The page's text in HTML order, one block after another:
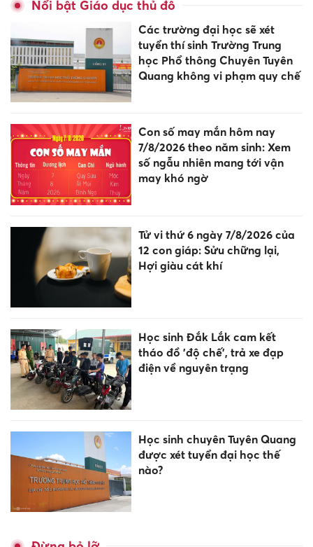
Nổi bật Giáo dục thủ đô
Các trường đại học sẽ xét
tuyển thí sinh Trường Trung
học Phổ thông Chuyên Tuyên
Quang không vi phạm quy chế
Con số may mắn hôm nay
7/8/2026 theo năm sinh: Xem
số ngẫu nhiên mang tới vận
may khó ngờ
Tử vi thứ 6 ngày 7/8/2026 của
12 con giáp: Sửu chững lại,
Hợi giàu cát khí
Học sinh Đắk Lắk cam kết
tháo đồ 'độ chế', trả xe đạp
điện về nguyên trạng
Học sinh chuyên Tuyên Quang
được xét tuyển đại học thế
nào?